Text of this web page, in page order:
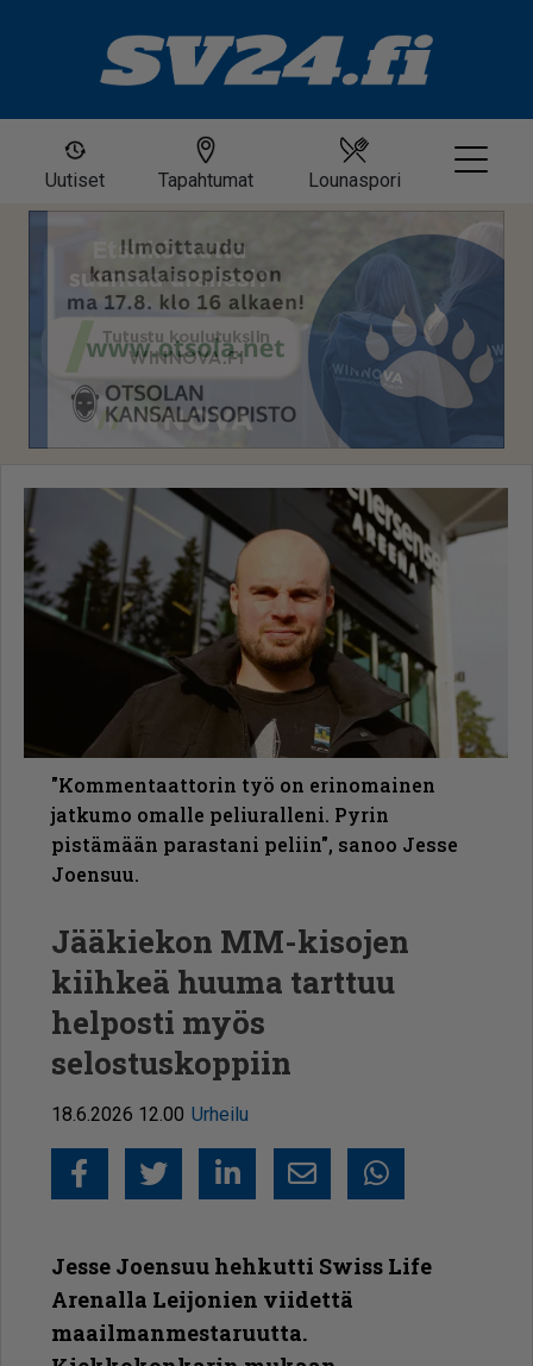
Uutiset Tapahtumat Lounaspori
"Kommentaattorin työ on erinomainen
jatkumo omalle peliuralleni. Pyrin
pistämään parastani peliin", sanoo Jesse
Joensuu.
Jääkiekon MM-kisojen
kiihkeä huuma tarttuu
helposti myös
selostuskoppiin
18.6.2026 12.00 Urheilu
FacebookTwitter
LinkedIn
SähköpostiWhatsapp
Jesse Joensuu hehkutti Swiss Life
Arenalla Leijonien viidettä
maailmanmestaruutta.